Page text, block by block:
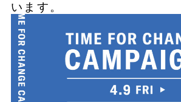
います。